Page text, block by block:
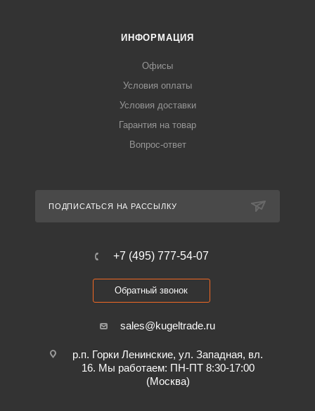
ИНФОРМАЦИЯ
Офисы
Условия оплаты
Условия доставки
Гарантия на товар
Вопрос-ответ
ПОДПИСАТЬСЯ НА РАССЫЛКУ
+7 (495) 777-54-07
Обратный звонок
sales@kugeltrade.ru
р.п. Горки Ленинские, ул. Западная, вл.
16. Мы работаем: ПН-ПТ 8:30-17:00
(Москва)